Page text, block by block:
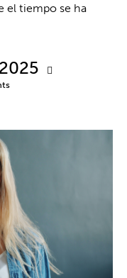
el tiempo se ha